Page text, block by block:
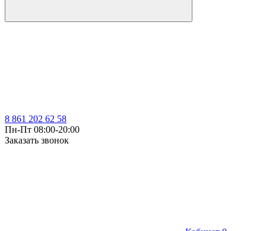
8 861 202 62 58
Пн-Пт 08:00-20:00
Заказать звонок